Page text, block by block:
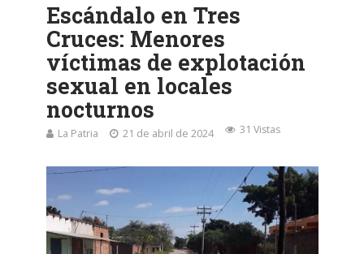
Escándalo en Tres
Cruces: Menores
víctimas de explotación
sexual en locales
nocturnos
La Patria 21 de abril de 2024 31 Vistas